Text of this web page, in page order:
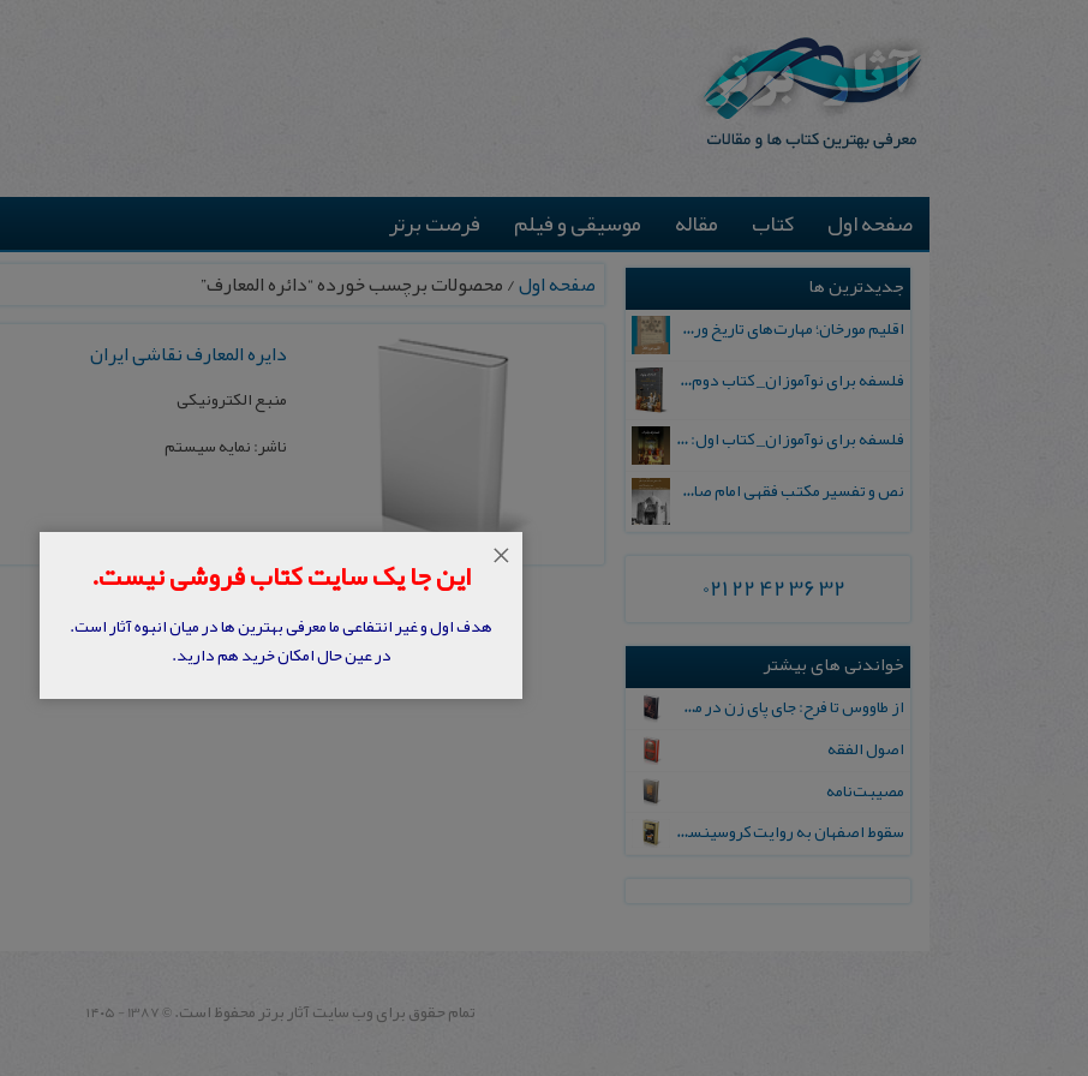
صفحه اول کتاب مقاله موسیقی و فیلم فرصت برتر
صفحه اول/ محصولات برچسب خورده “دائره المعارف”
دایره‌ المعارف‌ نقاشی‌ ایران‌
منبع‌ الکترونیکی‌
ناشر: نمایه‌ سیستم‌
جدیدترین ها
اقلیم مورخان؛ مهارت‌های تاریخ ورزی علمی
فلسفه برای نوآموزان_ کتاب دوم: پرسش درباره واقعیت و معرفت
فلسفه برای نوآموزان_ کتاب اول: تردید در باورهای رایج
نص و تفسیر مکتب فقهی امام صادق علیه السلام
021 22 42 36 32
خواندنی های بیشتر
از طاووس‌ تا فرح‌: جای‌ پای‌ زن‌ در مسیر تاریخ‌ معاصر ایران‌
اصول الفقه
مصیبت‌نامه
سقوط اصفهان‌ به‌ روایت‌ کروسینسکی
این جا یک سایت کتاب فروشی نیست.
هدف اول و غیر انتفاعی ما معرفی بهترین ها در میان انبوه آثار است.
در عین حال امکان خرید هم دارید.
×
تمام حقوق برای وب سايت آثار برتر محفوظ است. ©